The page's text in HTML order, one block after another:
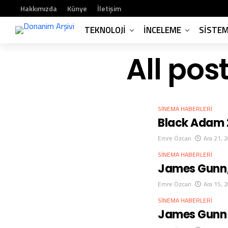
Hakkımızda Künye İletişim
TEKNOLOJI İNCELEME
All
SINEMA HABERLERI
Black Adam
Emre Özcan
Ara 21,
SINEMA HABERLERI
James
Emre Özcan
Ara 15,
SINEMA HABERLERI
James